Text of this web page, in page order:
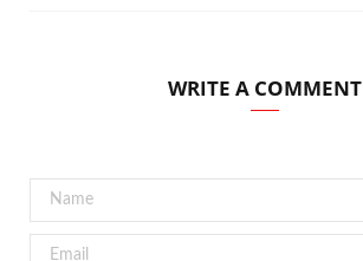
WRITE A COMMENT